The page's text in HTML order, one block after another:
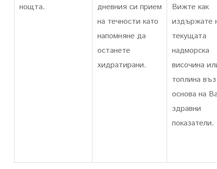
нощта.
дневния си прием
на течности като
напомняне да
останете
хидратирани.
Вижте как
издържате
текущата
надморска
височина
топлина въз
основа на
здравни
показатели.